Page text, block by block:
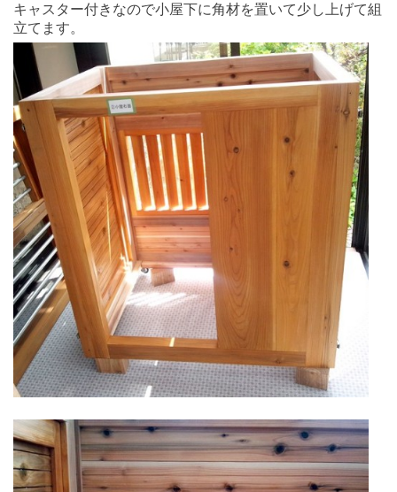
キャスター付きなので小屋下に角材を置いて少し上げて組
立てます。